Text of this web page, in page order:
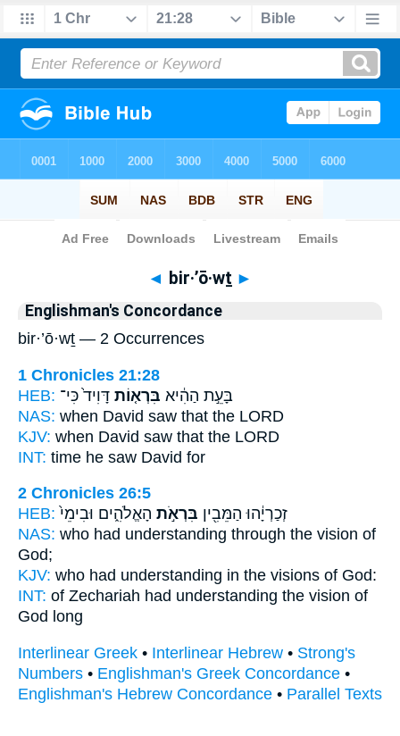
Bible> Strong's > Hebrew
◄ bir·’ō·wṯ ►
Englishman's Concordance
bir·’ō·wṯ — 2 Occurrences
1 Chronicles 21:28
HEB:
בָּעֵ֣ת הַהִ֔יא בִּרְא֤וֹת דָּוִיד֙ כִּי־
NAS: when David saw that the LORD
KJV: when David saw that the LORD
INT: time he saw David for
2 Chronicles 26:5
HEB:
זְכַרְיָ֔הוּ הַמֵּבִ֖ין בִּרְאֹ֣ת הָאֱלֹהִ֑ים וּבִימֵי֙
NAS: who had understanding through the vision of
God;
KJV: who had understanding in the visions of God:
INT: of Zechariah had understanding the vision of
God long
Interlinear Greek • Interlinear Hebrew • Strong's
Numbers • Englishman's Greek Concordance •
Englishman's Hebrew Concordance • Parallel Texts